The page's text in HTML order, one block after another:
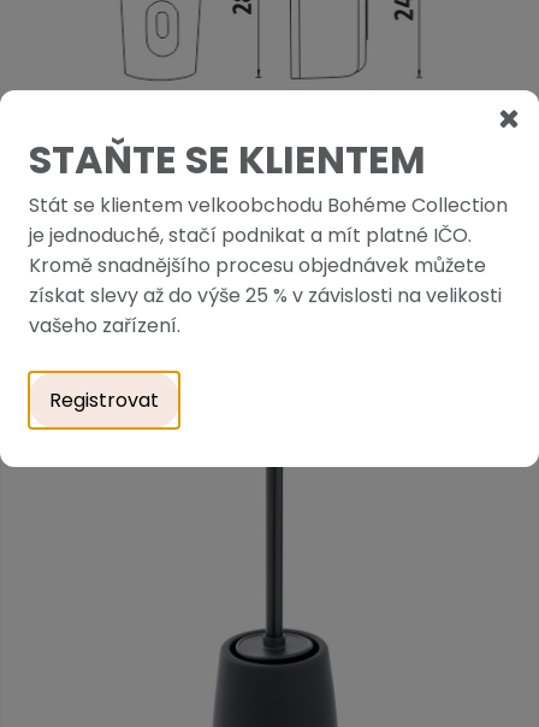
PODOBNÉ PRODUKTY
STAŇTE SE KLIENTEM
Stát se klientem velkoobchodu Bohéme Collection
je jednoduché, stačí podnikat a mít platné IČO.
Kromě snadnějšího procesu objednávek můžete
získat slevy až do výše 25 % v závislosti na velikosti
vašeho zařízení.
Registrovat